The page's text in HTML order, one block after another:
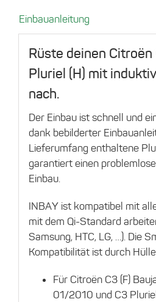
Menge
Einbauanleitung
Rüste deinen Citroën
Pluriel (H) mit
nach.
Der Einbau ist schnell und
dank bebilderter
Lieferumfang enthaltene
garantiert einen
Einbau.
INBAY ist kompatibel mit
mit dem Qi-Standard
Samsung, HTC, LG, …). Die
Kompatibilität ist durch
Für Citroën C3 (F)
01/2010 und C3